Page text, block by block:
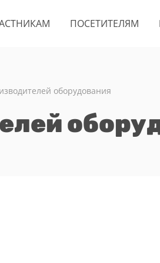
ПОСЕТИТЕЛЯМ
оборудования